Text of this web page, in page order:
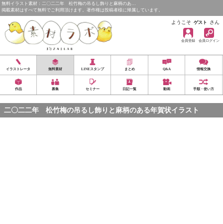
無料イラスト素材：二〇二二年 松竹梅の吊るし飾りと麻柄のあ…
掲載素材はすべて無料でご利用頂けます。著作権は投稿者様に帰属しています。
ようこそ ゲスト さん
会員登録 会員ログイン
イラストレータ 無料素材 LINEスタンプ まとめ Q&A 情報交換
作品 募集 セミナー 日記一覧 動画 手順・使い方
二〇二二年 松竹梅の吊るし飾りと麻柄のある年賀状イラスト